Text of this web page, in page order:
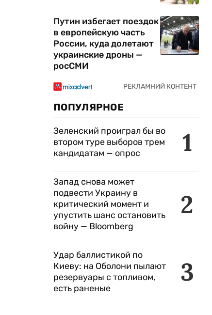
Путин избегает поездок
в европейскую часть
России, куда долетают
украинские дроны —
росСМИ
ПОПУЛЯРНОЕ
1
Зеленский проиграл бы во
втором туре выборов трем
кандидатам — опрос
2
Запад снова может
подвести Украину в
критический момент и
упустить шанс остановить
войну — Bloomberg
3
Удар баллистикой по
Киеву: на Оболони пылают
резервуары с топливом,
есть раненые